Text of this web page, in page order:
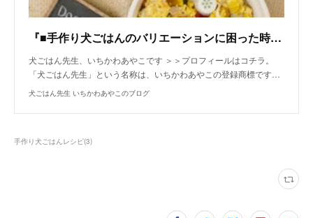
『■手作り犬ごはんのバリエーションに困った時の卵とじ。』
犬ごはん先生、いちかわあやこです ＞＞プロフィールはコチラ。
「犬ごはん先生」という名称は、いちかわあやこの登録商標です…
犬ごはん先生 いちかわあやこのブログ
手作り犬ごはんレシピ(3)